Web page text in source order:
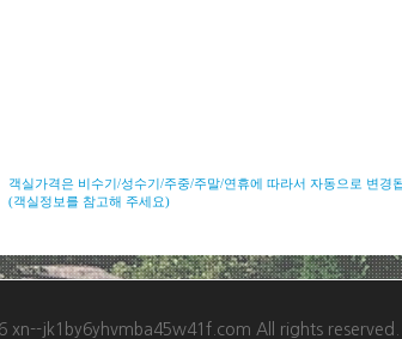
객실가격은 비수기/성수기/주중/주말/연휴에 따라서 자동으로 변경
(객실정보를 참고해 주세요)
xn--jk1by6yhvmba45w41f.com All rights reserved.